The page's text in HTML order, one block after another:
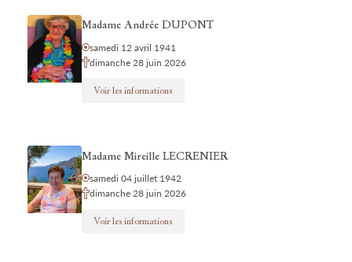
Madame Andrée DUPONT
samedi 12 avril 1941
dimanche 28 juin 2026
Voir les informations
Madame Mireille LECRENIER
samedi 04 juillet 1942
dimanche 28 juin 2026
Voir les informations